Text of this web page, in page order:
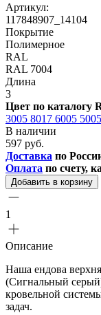
Артикул:
117848907_14104
Покрытие
Полимерное
RAL
RAL 7004
Длина
3
Цвет по каталогу
3005 8017 6005 5005
В наличии
597 руб.
Доставка по
Оплата по счету,
Добавить в корзину
1
Описание
Наша ендова
(Сигнальный
кровельной
задач.